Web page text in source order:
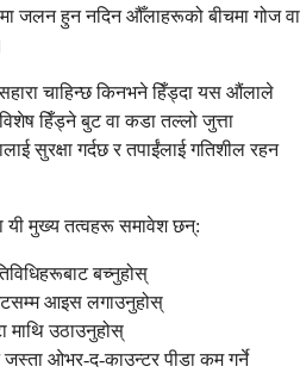
जलन हुन नदिन औँलाहरूको बीचमा गोज वा
चाहिन्छ किनभने हिँड्दा यस औंलाले
हिँड्ने बुट वा कडा तल्लो जुत्ता
सुरक्षा गर्दछ र तपाईंलाई गतिशील रहन
यी मुख्य तत्वहरू समावेश छन्:
बच्नुहोस्
आइस लगाउनुहोस्
माथि उठाउनुहोस्
जस्ता ओभर-द-काउन्टर पीडा कम गर्ने